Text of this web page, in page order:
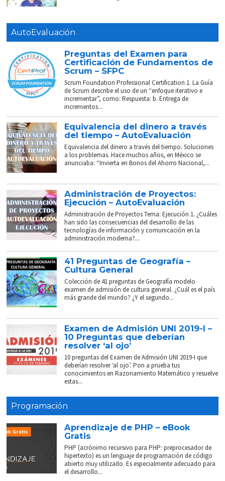
AutoEvaluación
Preguntas del Examen para
Certificación de Fundamentos de
Scrum – SFPC
Scrum Foundation Professional Certification 1. La Guía
de Scrum describe el uso de un “enfoque iterativo e
incrementar”, como: Respuesta: b. Entrega de
incrementos...
Equivalencia del dinero a través
del tiempo – AutoEvaluación
Equivalencia del dinero a través del tiempo. Soluciones
a los problemas. Hace muchos años, en México se
anunciaba: “Invierta en Bonos del Ahorro Nacional,...
Administración de Proyectos:
Ejecución – AutoEvaluación
Administración de Proyectos Tema: Ejecución 1. ¿Cuáles
han sido las consecuencias del desarrollo de las
tecnologías de información y comunicación en la
administración moderna?...
41 Preguntas de Geografía –
Cultura General
Colección de 41 preguntas de Geografía modelo
examen de admisión de cultura general. ¿Cuál es el país
más grande del mundo? ¿Y el segundo...
Examen de Admisión UNI 2019-I –
10 Preguntas que deberían
resolver ‘al ojo’
10 preguntas del Examen de Admisión UNI 2019-I que
deberían resolver ‘al ojo’. Pon a prueba tus
conocimientos en Razonamiento Matemático y resuelve
estas...
Programación
Aprendizaje de PHP – eBook
Gratis
PHP (acrónimo recursivo para PHP: preprocesador de
hipertexto) es un lenguaje de programación de código
abierto muy utilizado. Es especialmente adecuado para
el desarrollo...